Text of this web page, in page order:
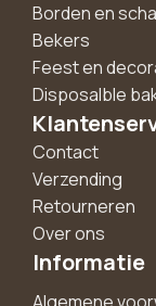
Borden en
Bekers
Feest en
Disposalble
Contact
Verzending
Retourneren
Over ons
Informatie